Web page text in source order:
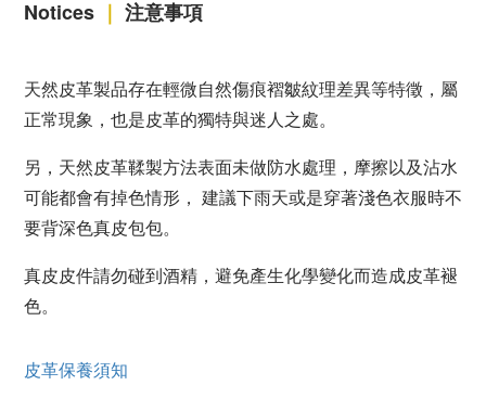
Notices ｜ 注意事項
天然皮革製品存在輕微自然傷痕褶皺紋理差異等特徵，屬
正常現象，也是皮革的獨特與迷人之處。
另，天然皮革鞣製方法表面未做防水處理，摩擦以及沾水
可能都會有掉色情形， 建議下雨天或是穿著淺色衣服時不
要背深色真皮包包。
真皮皮件請勿碰到酒精，避免產生化學變化而造成皮革褪
色。
皮革保養須知